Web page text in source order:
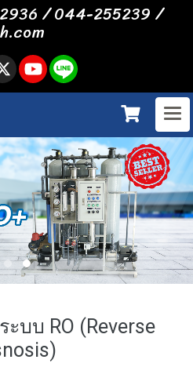
/ 044-255239 /
ะบบ RO (Reverse